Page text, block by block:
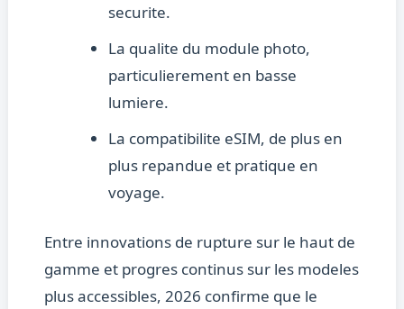
securite.
La qualite du module photo,
particulierement en basse
lumiere.
La compatibilite eSIM, de plus en
plus repandue et pratique en
voyage.
Entre innovations de rupture sur le haut de
gamme et progres continus sur les modeles
plus accessibles, 2026 confirme que le